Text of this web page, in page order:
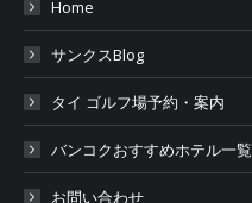
Home
サンクスBlog
タイ ゴルフ場予約・案内
バンコクおすすめホテル一覧
お問い合わせ